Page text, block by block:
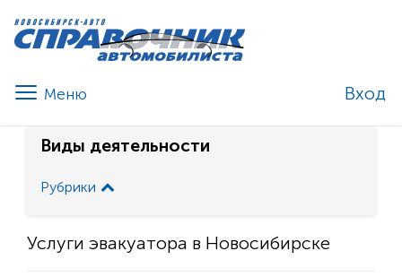
Вход
Виды деятельности
Рубрики
Услуги эвакуатора в Новосибирске